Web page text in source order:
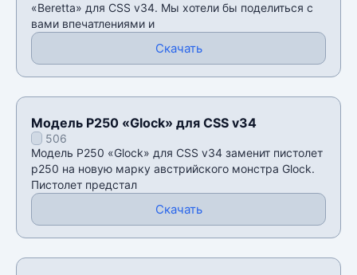
«Beretta» для CSS v34. Мы хотели бы поделиться с
вами впечатлениями и
Скачать
Модель P250 «Glock» для CSS v34
506
Модель P250 «Glock» для CSS v34 заменит пистолет
p250 на новую марку австрийского монстра Glock.
Пистолет предстал
Скачать